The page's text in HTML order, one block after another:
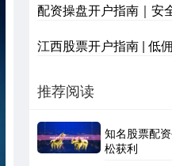
配资操盘开户指南｜安
江西股票开户指南 | 低
推荐阅读
知名股票配
松获利